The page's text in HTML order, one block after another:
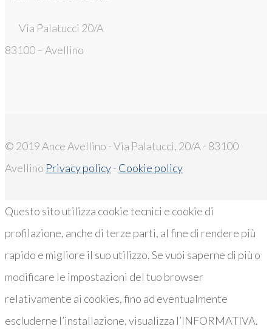
Via Palatucci 20/A
83100 – Avellino
© 2019 Ance Avellino - Via Palatucci, 20/A - 83100
Avellino Privacy policy- Cookie policy
Questo sito utilizza cookie tecnici e cookie di
profilazione, anche di terze parti, al fine di rendere più
rapido e migliore il suo utilizzo. Se vuoi saperne di più o
modificare le impostazioni del tuo browser
relativamente ai cookies, fino ad eventualmente
escluderne l’installazione, visualizza l’INFORMATIVA.